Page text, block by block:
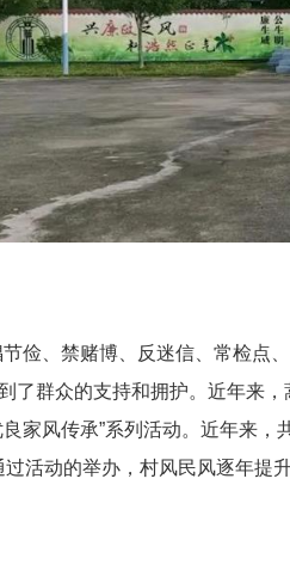
节俭、禁赌博、反迷信、常检点
了群众的支持和拥护。近年来
良家风传承”系列活动。近年来
过活动的举办，村风民风逐年提